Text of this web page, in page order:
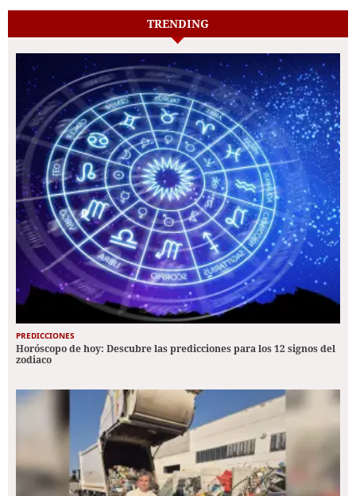
TRENDING
PREDICCIONES
Horóscopo de hoy: Descubre las predicciones para los 12 signos del
zodiaco